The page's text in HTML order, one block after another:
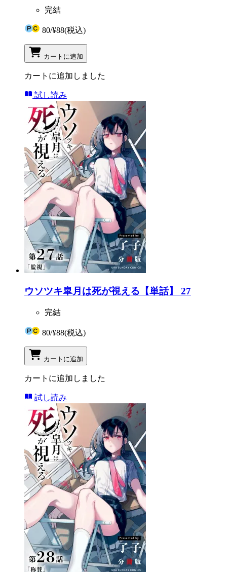
完結
80/¥88(税込)
カートに追加
カートに追加しました
試し読み
ウソツキ皐月は死が視える【単話】 27
完結
80/¥88(税込)
カートに追加
カートに追加しました
試し読み